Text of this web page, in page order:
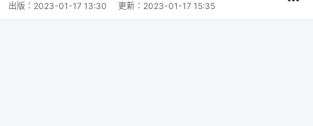
出版： 2023-01-17 13:30 更新： 2023-01-17 15:35